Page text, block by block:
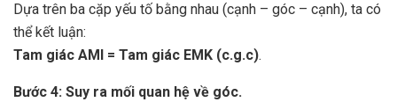
Dựa trên ba cặp yếu tố bằng nhau (cạnh – góc – cạnh), ta có
thể kết luận:
Tam giác AMI = Tam giác EMK (c.g.c).
Bước 4: Suy ra mối quan hệ về góc.